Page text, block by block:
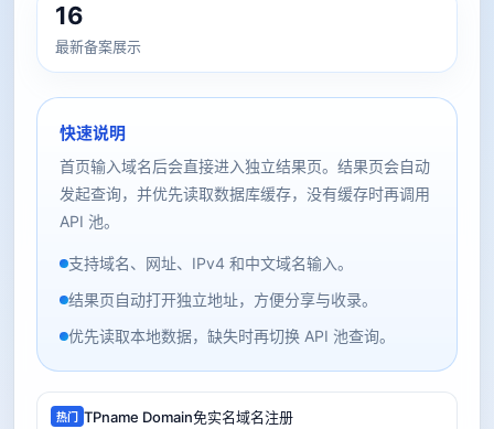
16
最新备案展示
快速说明
首页输入域名后会直接进入独立结果页。结果页会自动
发起查询，并优先读取数据库缓存，没有缓存时再调用
API 池。
支持域名、网址、IPv4 和中文域名输入。
结果页自动打开独立地址，方便分享与收录。
优先读取本地数据，缺失时再切换 API 池查询。
热门 TPname Domain免实名域名注册